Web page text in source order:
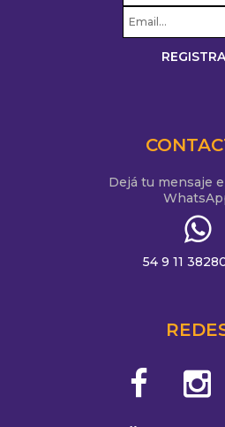
Dejá tu mensaje
54 9 11